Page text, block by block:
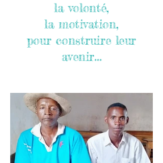
la volonté,
la motivation,
pour construire leur
avenir...